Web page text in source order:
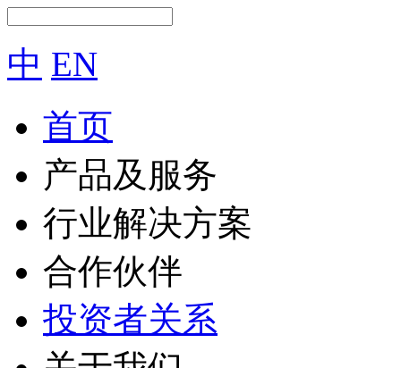
中 EN
首页
产品及服务
行业解决方案
合作伙伴
投资者关系